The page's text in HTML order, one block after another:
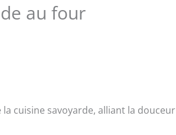
au four
cuisine savoyarde, alliant la douceur